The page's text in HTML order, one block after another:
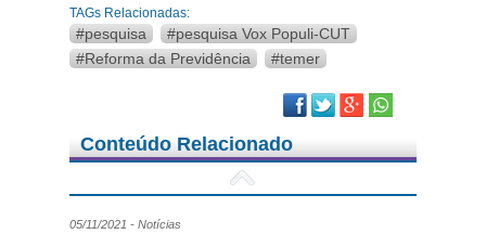
TAGs Relacionadas:
#pesquisa
#pesquisa Vox Populi-CUT
#Reforma da Previdência
#temer
Facebook
TwitterGoogle Plus
Conteúdo Relacionado
05/11/2021 - Notícias